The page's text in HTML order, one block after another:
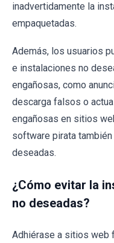
inadvertidamente la
empaquetadas.
Además, los usuarios
e instalaciones no
engañosas, como
descarga falsos o
engañosas en sitios
software pirata
deseadas.
¿Cómo evitar la
no deseadas?
Adhiérase a sitios web